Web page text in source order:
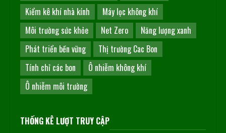
Kiểm kê khí nhà kính
Máy lọc không khí
Môi trường sức khỏe
Net Zero
Năng lượng xanh
Phát triển bền vững
Thị trường Cac Bon
Tính chỉ các bon
Ô nhiễm không khí
Ô nhiễm môi trường
THỐNG KÊ LƯỢT TRUY CẬP